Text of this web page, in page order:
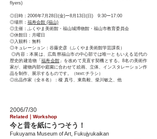
flyers)
◎日時：2006年7月28日(金)ー8月13日(日) 9:30ー17:00
◎場所： 福寿会館 (福山)
◎主催：ふくやま美術館・福山城博物館・福山市教育委員会
◎休館日：月曜日
◎入観料：無料
◎キュレーション：谷藤史彦（ふくやま美術館学芸課長）
◎内容：本展は、広島県福山市の中心部では唯一ともいえる近代の
歴史的建造物「福寿会館」を改めて見直す契機とする。8名の美術作
家が、建物内部や庭園に合わせて絵画、立体、インスタレーション作
品を制作、展示するものです。
（text:チラシ）
◎出品作家（全８名）：榎 真弓、東島毅、柴川敏之、他
2006/7/30
Related｜ Workshop
今と昔を紙にうつそう！
Fukuyama Museum of Art, Fukujyukaikan